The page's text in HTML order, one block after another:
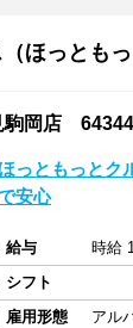
ほっともっ
駒岡店 64344
ほっともっと
安心
給与
時給
シフト
雇用形態
アル